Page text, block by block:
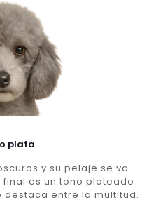
plata
y su pelaje se va
es un tono plateado
entre la multitud.